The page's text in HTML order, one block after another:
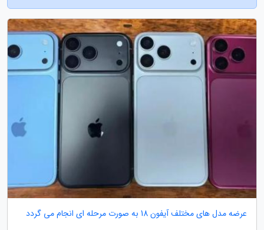
عرضه مدل های مختلف آیفون 18 به صورت مرحله ای انجام می گردد